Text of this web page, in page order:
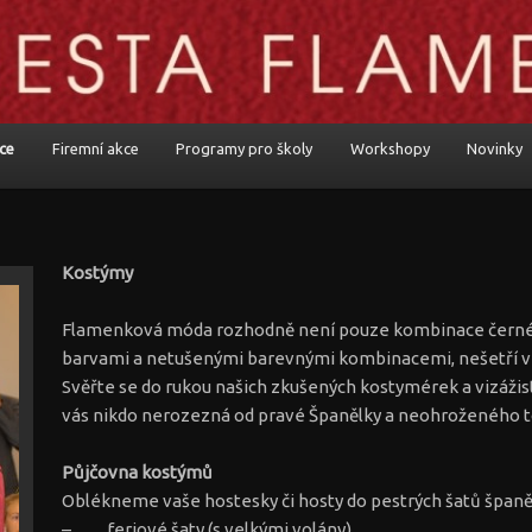
pořady
paneluFiremní akce Programy pro školy Workshopy Novinky
Kostýmy
Flamenková móda rozhodně není pouze kombinace
barvami a netušenými barevnými kombinacemi, nešetří
Svěřte se do rukou našich zkušených kostymérek a
vás nikdo nerozezná od pravé Španělky a neohroženého
Půjčovna kostýmů
Oblékneme vaše hostesky či hosty do pestrých šatů